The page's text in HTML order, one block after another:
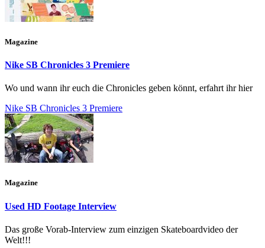
Magazine
Nike SB Chronicles 3 Premiere
Wo und wann ihr euch die Chronicles geben könnt, erfahrt ihr hier
Nike SB Chronicles 3 Premiere
Magazine
Used HD Footage Interview
Das große Vorab-Interview zum einzigen Skateboardvideo der
Welt!!!